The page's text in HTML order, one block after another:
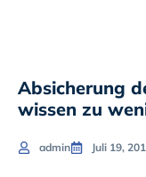
Absicherung
wissen zu
admin Juli 19,